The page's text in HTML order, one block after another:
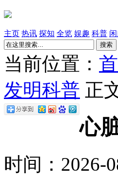
主页 热讯 探知 全览 娱趣 科普
搜索
当前位置：
发明科普 正
心
时间：2026-